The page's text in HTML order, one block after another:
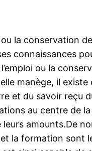
la conservation
connaissances
ou la
manège, il
et du savoir reçu
au centre de la
amounts.De
la formation sont